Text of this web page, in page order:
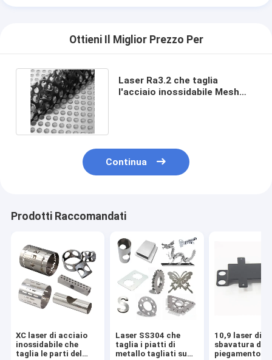
Ottieni Il Miglior Prezzo Per
Laser Ra3.2 che taglia
l'acciaio inossidabile Mesh
Continua
Prodotti Raccomandati
XC laser di acciaio
inossidabile che
taglia le parti del
Laser SS304 che
taglia i piatti di
metallo tagliati su
10,9 laser di
sbavatura di
piegamento